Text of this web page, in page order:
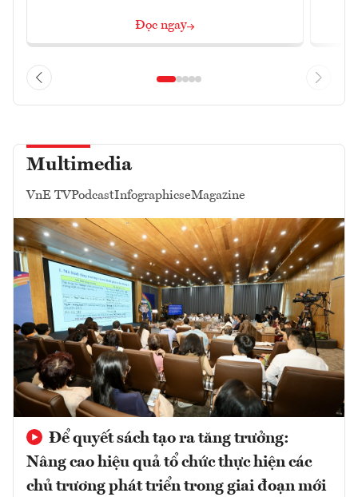
Đọc ngay
Multimedia
VnE TVPodcastInfographicseMagazine
Để quyết sách tạo ra tăng trưởng:
Nâng cao hiệu quả tổ chức thực hiện các
chủ trương phát triển trong giai đoạn mới